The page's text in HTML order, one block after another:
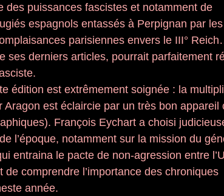
des puissances fascistes et notamment de
espagnols entassés à Perpignan par les
parisiennes envers le III°
ses derniers articles, pourrait parfaitement
édition est extrêmement soignée : la
est éclaircie par un très bon appareil
François Eychart a choisi
l’époque, notamment sur la mission du
entraina le pacte de non-agression entre
de comprendre l’importance des chroniques
année.